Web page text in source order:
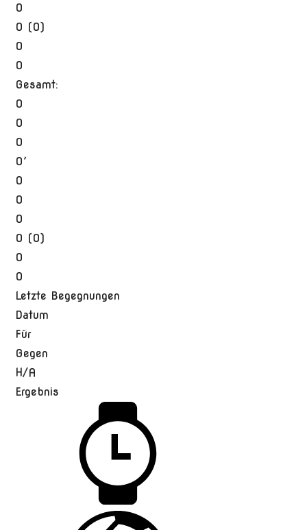
0
0 (0)
0
0
Gesamt:
0
0
0
0′
0
0
0
0 (0)
0
0
Letzte Begegnungen
Datum
Für
Gegen
H/A
Ergebnis